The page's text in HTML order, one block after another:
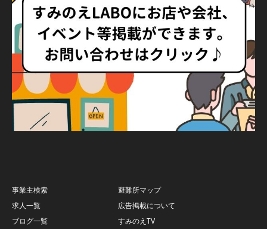
事業主検索
避難所マップ
求人一覧
広告掲載について
ブログ一覧
すみのえTV